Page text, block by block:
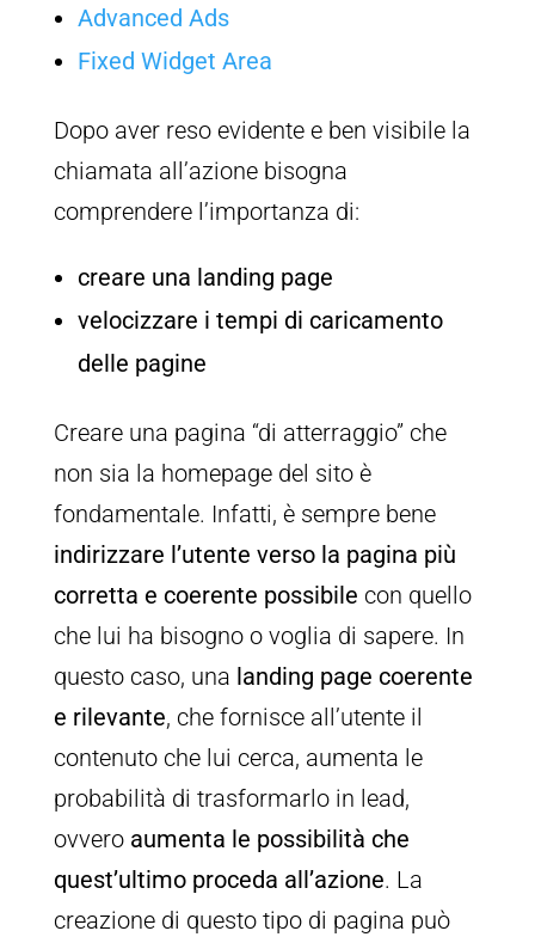
Advanced Ads
Fixed Widget Area
Dopo aver reso evidente e ben visibile la
chiamata all’azione bisogna
comprendere l’importanza di:
creare una landing page
velocizzare i tempi di caricamento
delle pagine
Creare una pagina “di atterraggio” che
non sia la homepage del sito è
fondamentale. Infatti, è sempre bene
indirizzare l’utente verso la pagina più
corretta e coerente possibile con quello
che lui ha bisogno o voglia di sapere. In
questo caso, una landing page coerente
e rilevante, che fornisce all’utente il
contenuto che lui cerca, aumenta le
probabilità di trasformarlo in lead,
ovvero aumenta le possibilità che
quest’ultimo proceda all’azione. La
creazione di questo tipo di pagina può